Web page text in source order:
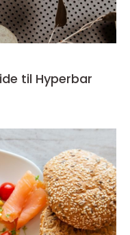
til Hyperbar